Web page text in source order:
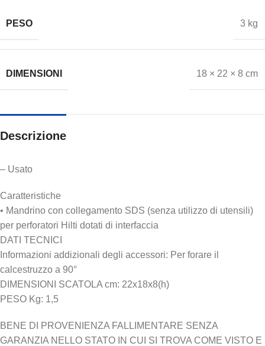
PESO 3 kg
DIMENSIONI 18 × 22 × 8 cm
Descrizione
– Usato
Caratteristiche
• Mandrino con collegamento SDS (senza utilizzo di utensili)
per perforatori Hilti dotati di interfaccia
DATI TECNICI
Informazioni addizionali degli accessori: Per forare il
calcestruzzo a 90°
DIMENSIONI SCATOLA cm: 22x18x8(h)
PESO Kg: 1,5
BENE DI PROVENIENZA FALLIMENTARE SENZA
GARANZIA NELLO STATO IN CUI SI TROVA COME VISTO E